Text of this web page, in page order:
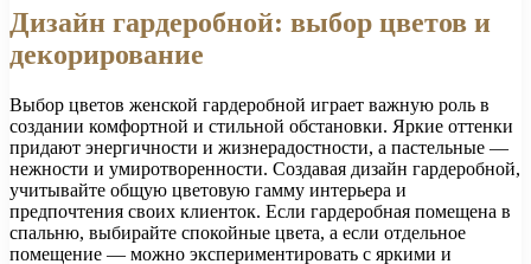
Дизайн гардеробной: выбор цветов и
декорирование
Выбор цветов женской гардеробной играет важную роль в
создании комфортной и стильной обстановки. Яркие оттенки
придают энергичности и жизнерадостности, а пастельные —
нежности и умиротворенности. Создавая дизайн гардеробной,
учитывайте общую цветовую гамму интерьера и
предпочтения своих клиенток. Если гардеробная помещена в
спальню, выбирайте спокойные цвета, а если отдельное
помещение — можно экспериментировать с яркими и